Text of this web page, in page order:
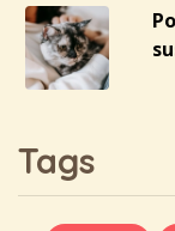
Tags